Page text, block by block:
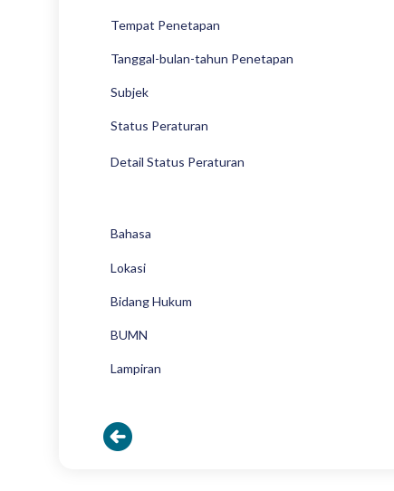
Tempat Penetapan
Tanggal-bulan-tahun Penetapan
Subjek
Status Peraturan
Detail Status Peraturan
Bahasa
Lokasi
Bidang Hukum
BUMN
Lampiran